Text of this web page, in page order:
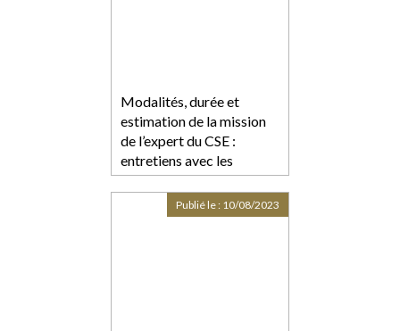
Modalités, durée et
estimation de la mission
de l’expert du CSE :
entretiens avec les
salariés ?
Publié le : 10/08/2023